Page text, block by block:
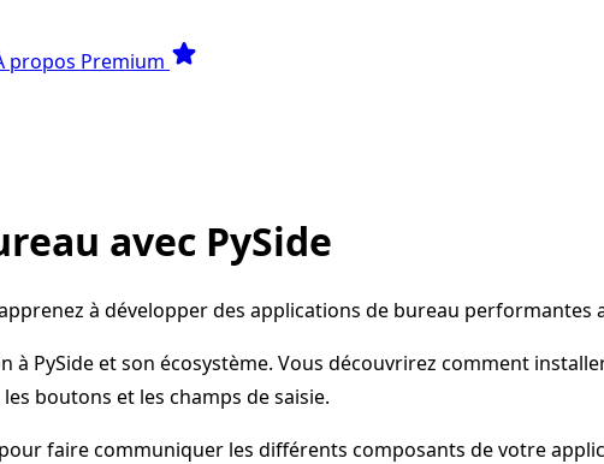
propos Premium star
avec PySide
à développer des applications de bureau performantes
PySide et son écosystème. Vous découvrirez comment
boutons et les champs de saisie.
faire communiquer les différents composants de votre